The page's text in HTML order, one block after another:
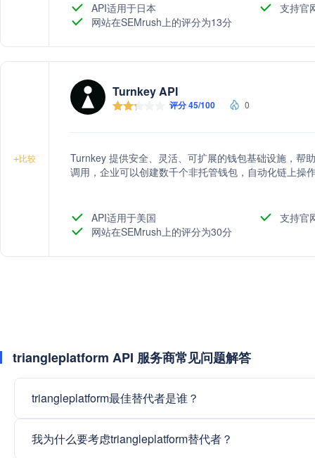
API适用于日本
支持官
网站在SEMrush上的评分为13分
+比较
Turnkey API
评分 45/100 0
Turnkey 提供安全、灵活、可扩展的钱包基础设施，帮
调用，企业可以创建数千个非托管钱包，自动化链上操
API适用于美国
支持官
网站在SEMrush上的评分为30分
triangleplatform API 服务商常见问题解答
triangleplatform最佳替代者是谁？
我为什么要考虑triangleplatform替代者？